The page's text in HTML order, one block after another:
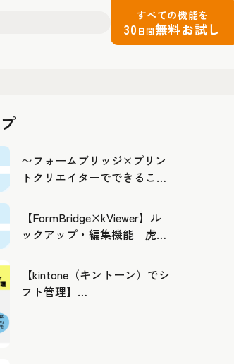
すべての機能を
30 日間無料お試し
〜フォームブリッジ×プリン
トクリエイターでできるこ
よう
【FormBridge×kViewer】ル
ックアップ・編集機能 虎の
【kintone（キントーン）でシ
フト管理】